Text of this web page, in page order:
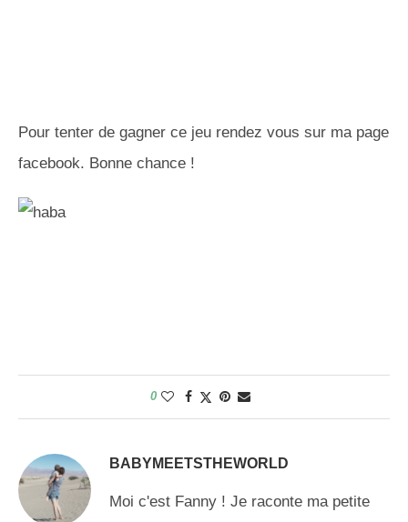
Pour tenter de gagner ce jeu rendez vous sur ma page
facebook. Bonne chance !
0
BABYMEETSTHEWORLD
Moi c'est Fanny ! Je raconte ma petite